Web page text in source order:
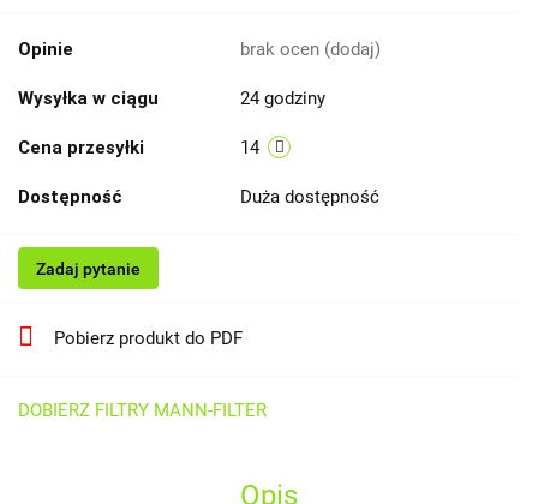
Opinie brak ocen (dodaj)
Wysyłka w ciągu 24 godziny
Cena przesyłki 14
Dostępność Duża dostępność
Zadaj pytanie
Pobierz produkt do PDF
DOBIERZ FILTRY MANN-FILTER
Opis